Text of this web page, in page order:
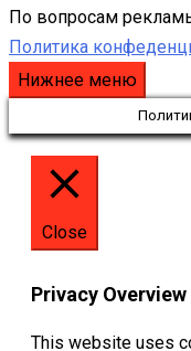
По вопросам
Политика
Нижнее меню
Close
Privacy Overview
This website uses